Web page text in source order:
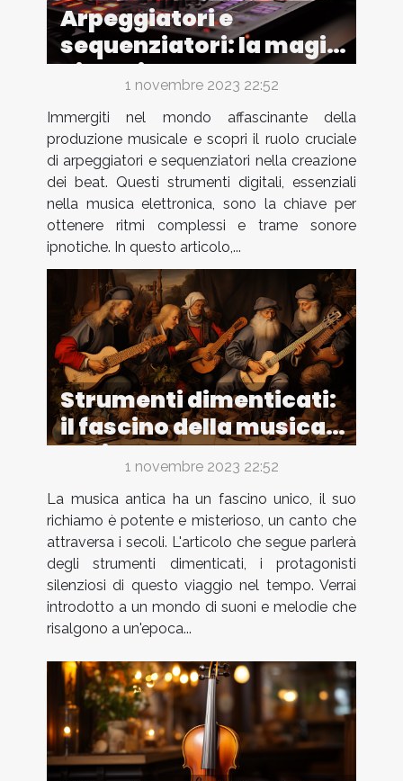
Arpeggiatori e
sequenziatori: la magia
dietro i beat
1 novembre 2023 22:52
Immergiti nel mondo affascinante della
produzione musicale e scopri il ruolo cruciale
di arpeggiatori e sequenziatori nella creazione
dei beat. Questi strumenti digitali, essenziali
nella musica elettronica, sono la chiave per
ottenere ritmi complessi e trame sonore
ipnotiche. In questo articolo,...
Strumenti dimenticati:
il fascino della musica
antica1 novembre 2023 22:52
La musica antica ha un fascino unico, il suo
richiamo è potente e misterioso, un canto che
attraversa i secoli. L'articolo che segue parlerà
degli strumenti dimenticati, i protagonisti
silenziosi di questo viaggio nel tempo. Verrai
introdotto a un mondo di suoni e melodie che
risalgono a un'epoca...